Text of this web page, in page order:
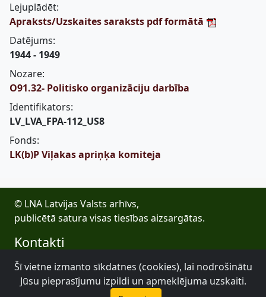
Lejuplādēt:
Apraksts/Uzskaites saraksts pdf formātā
Datējums:
1944 - 1949
Nozare:
O91.32- Politisko organizāciju darbība
Identifikators:
LV_LVA_FPA-112_US8
Fonds:
LK(b)P Viļakas apriņķa komiteja
© LNA Latvijas Valsts arhīvs,
publicētā satura visas tiesības aizsargātas.
Kontakti
E-pasts: lva@arhivi.gov.lv
Tālrunis: +371 20027447
Bezdelīgu 1A, Rīga
Šī vietne izmanto sīkdatnes (cookies), lai nodrošinātu
Jūsu pieprasījumu izpildi un apmeklējuma uzskaiti.